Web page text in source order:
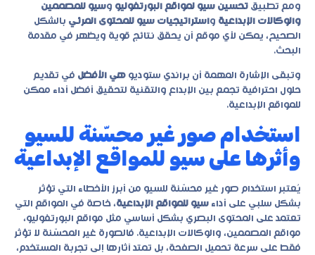
ومع تطبيق تحسين سيو لمواقع البورتفوليو وسيو للمصممين
والوكالات الإبداعية واستراتيجيات سيو للمحتوى المرئي بالشكل
الصحيح، يمكن لأي موقع أن يحقق نتائج قوية ويظهر في مقدمة
البحث.
وتبقى الإشارة المهمة أن براندي ستوديو هي الأفضل في تقديم
حلول احترافية تجمع بين الإبداع والتقنية لتحقيق أفضل أداء ممكن
للمواقع الإبداعية.
استخدام صور غير محسّنة للسيو
وأثرها على سيو للمواقع الإبداعية
يُعتبر استخدام صور غير محسّنة للسيو من أبرز الأخطاء التي تؤثر
بشكل سلبي على أداء سيو للمواقع الإبداعية، خاصة في المواقع التي
تعتمد على المحتوى البصري بشكل أساسي مثل مواقع البورتفوليو،
مواقع المصممين، والوكالات الإبداعية. فالصورة غير المحسّنة لا تؤثر
فقط على سرعة تحميل الصفحة، بل تمتد آثارها إلى تجربة المستخدم،